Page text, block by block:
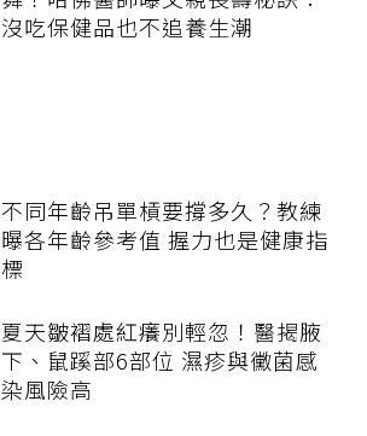
沒吃保健品也不追養生潮
不同年齡吊單槓要撐多久？教練
曝各年齡參考值 握力也是健康指
標
夏天皺褶處紅癢別輕忽！醫揭腋
下、鼠蹊部6部位 濕疹與黴菌感
染風險高